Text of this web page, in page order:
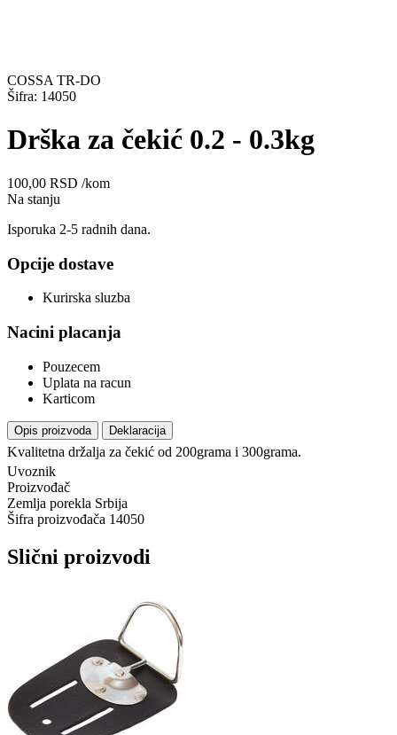
COSSA TR-DO
Šifra: 14050
Drška za čekić 0.2 - 0.3kg
100,00 RSD /kom
Na stanju
Isporuka 2-5 radnih dana.
Opcije dostave
Kurirska sluzba
Nacini placanja
Pouzecem
Uplata na racun
Karticom
Opis proizvoda Deklaracija
Kvalitetna držalja za čekić od 200grama i 300grama.
Uvoznik
Proizvođač
Zemlja porekla Srbija
Šifra proizvođača 14050
Slični proizvodi